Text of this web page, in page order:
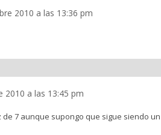
2010 a las 13:36 pm
2010 a las 13:45 pm
de 7 aunque supongo que sigue siendo